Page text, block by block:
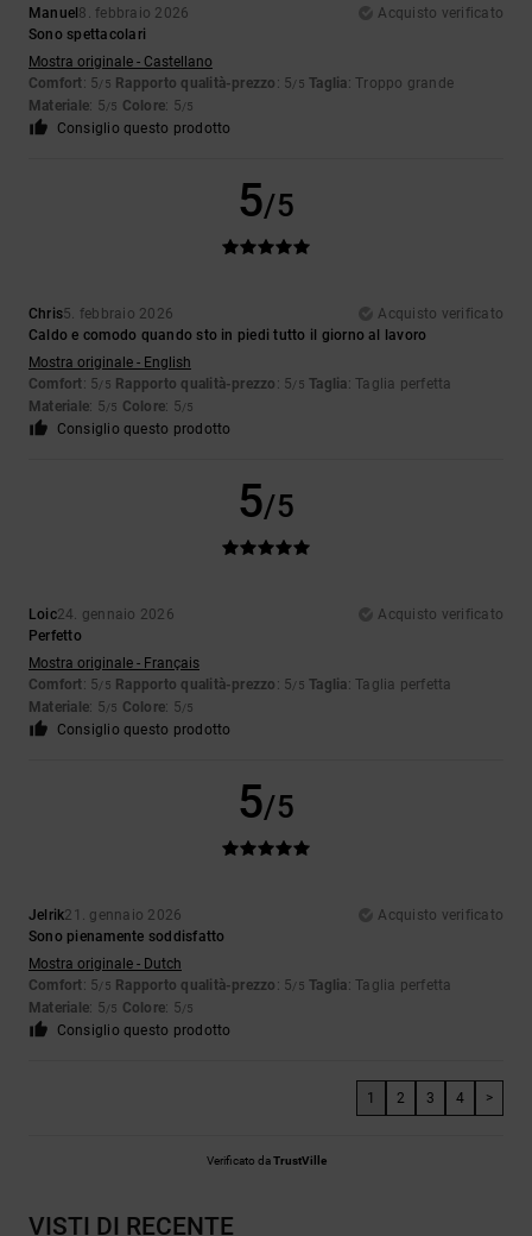
Manuel 8. febbraio 2026
Acquisto verificato
Sono spettacolari
Mostra originale - Castellano
Comfort: 5/5 Rapporto qualità-prezzo : 5/5 Taglia: Troppo grande
Materiale: 5/5 Colore: 5/5
Consiglio questo prodotto
5/5
Chris5. febbraio 2026
Acquisto verificato
Caldo e comodo quando sto in piedi tutto il giorno al lavoro
Mostra originale - English
Comfort: 5/5 Rapporto qualità-prezzo : 5/5 Taglia: Taglia perfetta
Materiale: 5/5 Colore: 5/5
Consiglio questo prodotto
5/5
Loic24. gennaio 2026
Acquisto verificato
Perfetto
Mostra originale - Français
Comfort: 5/5 Rapporto qualità-prezzo : 5/5 Taglia: Taglia perfetta
Materiale: 5/5 Colore: 5/5
Consiglio questo prodotto
5/5
Jelrik21. gennaio 2026
Acquisto verificato
Sono pienamente soddisfatto
Mostra originale - Dutch
Comfort: 5/5 Rapporto qualità-prezzo : 5/5 Taglia: Taglia perfetta
Materiale: 5/5 Colore: 5/5
Consiglio questo prodotto
1 2 3 4 >
Verificato daTrustVille
VISTI DI RECENTE